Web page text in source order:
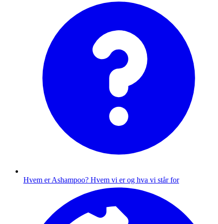
Hvem er Ashampoo? Hvem vi er og hva vi står for